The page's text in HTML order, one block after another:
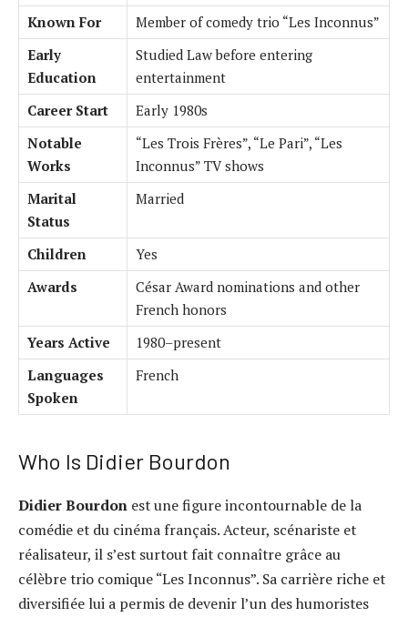
Known For
Member of comedy trio “Les Inconnus”
Early
Education
Studied Law before entering
entertainment
Career Start
Early 1980s
Notable
Works
“Les Trois Frères”, “Le Pari”, “Les
Inconnus” TV shows
Marital
Status
Married
Children
Yes
Awards
César Award nominations and other
French honors
Years Active
1980–present
Languages
Spoken
French
Who Is Didier Bourdon
Didier Bourdon est une figure incontournable de la
comédie et du cinéma français. Acteur, scénariste et
réalisateur, il s’est surtout fait connaître grâce au
célèbre trio comique “Les Inconnus”. Sa carrière riche et
diversifiée lui a permis de devenir l’un des humoristes